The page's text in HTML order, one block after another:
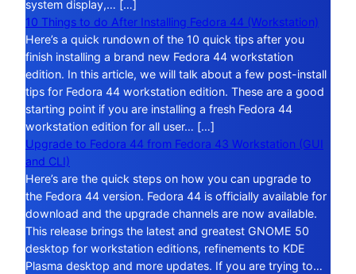
system display,… […]
10 Things to do After Installing Fedora 44 (Workstation)
Here’s a quick rundown of the 10 quick tips after you
finish installing a brand new Fedora 44 workstation
edition. In this article, we will talk about a few post-install
tips for Fedora 44 workstation edition. These are a good
starting point if you are installing a fresh Fedora 44
workstation edition for all user… […]
Upgrade to Fedora 44 from Fedora 43 Workstation (GUI
and CLI)
Here’s are the quick steps on how you can upgrade to
the Fedora 44 version. Fedora 44 is officially available for
download and the upgrade channels are now available.
This release brings the latest and greatest GNOME 50
desktop for workstation editions, refinements to KDE
Plasma desktop and more updates. If you are trying to…